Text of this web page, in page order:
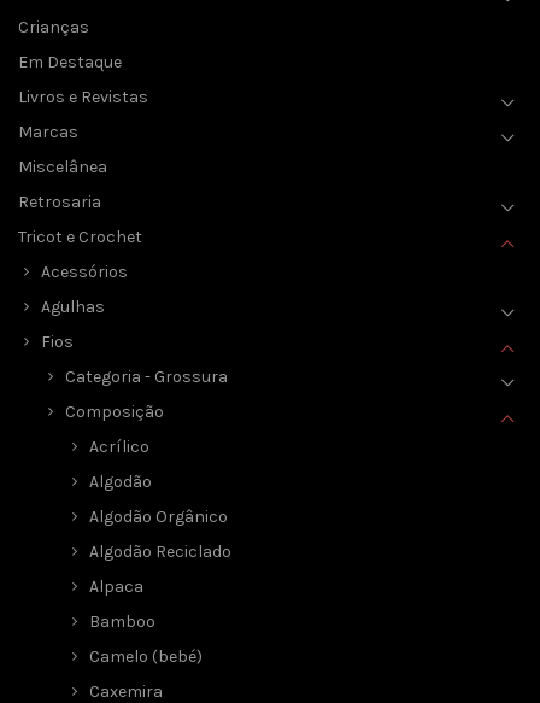
Crianças
Em Destaque
Livros e Revistas
Marcas
Miscelânea
Retrosaria
Tricot e Crochet
Acessórios
Agulhas
Fios
Categoria - Grossura
Composição
Acrílico
Algodão
Algodão Orgânico
Algodão Reciclado
Alpaca
Bamboo
Camelo (bebé)
Caxemira